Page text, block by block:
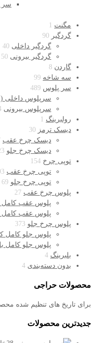
سر
مگنت 1
گردگیر 90
گردگیر داخلی 40
گردگیر بیرونی 50
گاردن 8
سه شاخه 99
سر پلوس 489
سرپلوس داخلی
سرپلوس بیرونی
رولبرینگ 1
دیسک ترمز 30
دیسک چرخ عقب
دیسک چرخ جلو
توپی چرخ 154
توپی چرخ عقب
توپی چرخ جلو 69
پلوس چرخ عقب 27
پلوس عقب کامل
پلوس عقب کامل
پلوس چرخ جلو 373
پلوس جلو کامل
پلوس جلو کامل
بلبرینگ 4
بدون دسته‌بندی 4
محصولات حراجی
برای تاریخ های تنظیم شده
جدیدترین محصولات